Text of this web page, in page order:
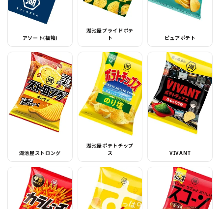
アソート(福箱)
湖池屋プライドポテ
ト
ピュアポテト
湖池屋ストロング
湖池屋ポテトチップ
ス
VIVANT